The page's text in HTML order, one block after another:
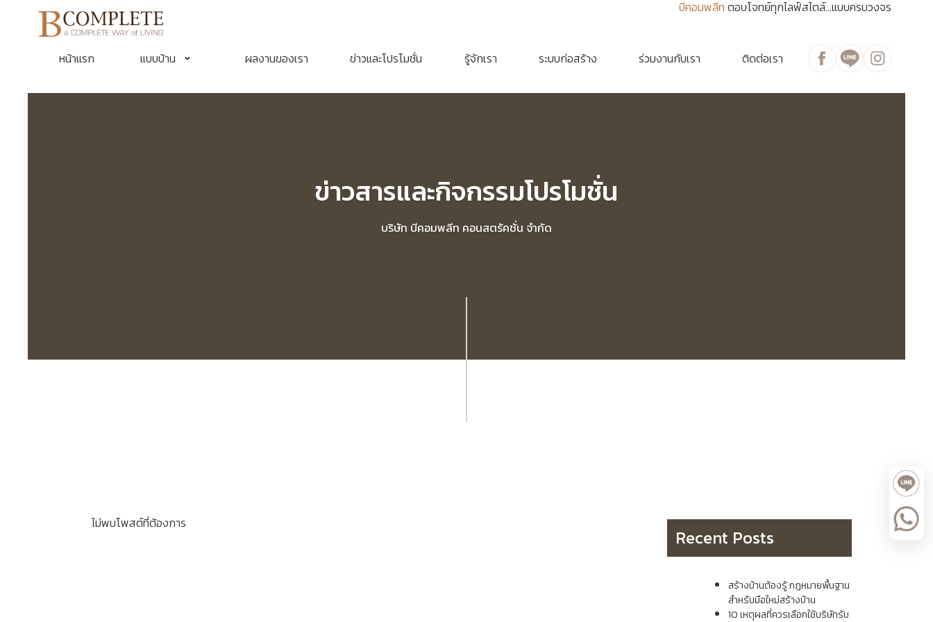
บีคอมพลีท ตอบโจทย์ทุกไลฟ์สไตล์...แบบครบวงจร
หน้าแรก แบบบ้าน ผลงานของเรา ข่าวและโปรโมชั่น รู้จักเรา ระบบก่อสร้าง ร่วมงานกับเรา ติดต่อเรา
ข่าวสารและกิจกรรมโปรโมชั่น
บริษัท บีคอมพลีท คอนสตรัคชั่น จำกัด
ไม่พบโพสต์ที่ต้องการ
Recent Posts
สร้างบ้านต้องรู้ กฎหมายพื้นฐาน
สำหรับมือใหม่สร้างบ้าน
10 เหตุผลที่ควรเลือกใช้บริษัทรับ